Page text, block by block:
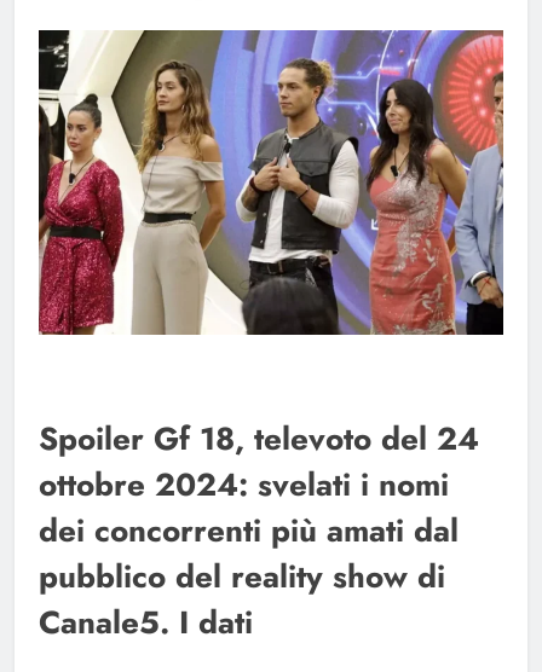
Spoiler Gf 18, televoto del 24
ottobre 2024: svelati i nomi
dei concorrenti più amati dal
pubblico del reality show di
Canale5. I dati